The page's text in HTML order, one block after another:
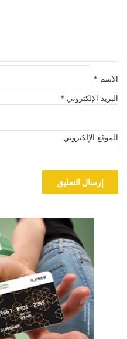
الاسم *
البريد الإلكتروني *
الموقع الإلكتروني